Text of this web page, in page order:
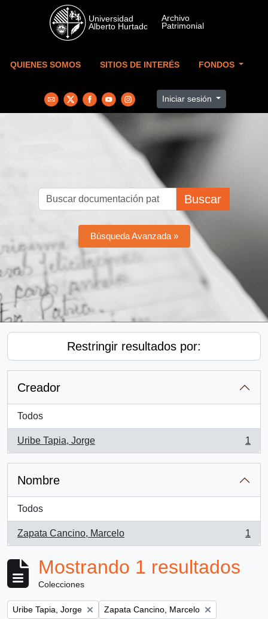
Skip to main content
QUIENES SOMOS SITIOS DE INTERÉS FONDOS
Iniciar sesión
Buscar
Búsqueda Avanzada »
Restringir resultados por:
Creador
Todos
Uribe Tapia, Jorge
, 1 resultados
1
Nombre
Todos
Zapata Cancino, Marcelo
, 1 resultados
1
Mostrando 1 resultados
Colecciones
Remove filter:
Uribe Tapia, Jorge Remove filter:
Zapata Cancino, Marcelo